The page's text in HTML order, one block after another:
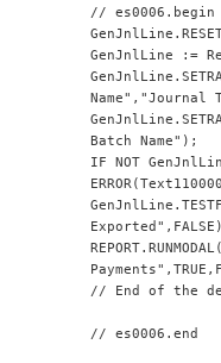
// es0006.begin
GenJnlLine :=
Name","Journal
Batch Name");
IF NOT
// End of the
// es0006.end